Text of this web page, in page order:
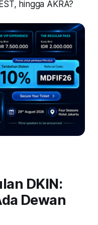
hingga AKRA?
DKIN:
Dewan